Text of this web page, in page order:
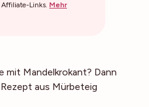
Links. Mehr
mit Mandelkrokant? Dann
aus Mürbeteig